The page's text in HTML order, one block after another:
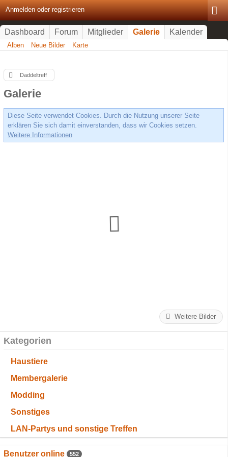
Anmelden oder registrieren
Dashboard Forum Mitglieder Galerie Kalender
Alben Neue Bilder Karte
Daddeltreff
Galerie
Diese Seite verwendet Cookies. Durch die Nutzung unserer Seite
erklären Sie sich damit einverstanden, dass wir Cookies setzen.
Weitere Informationen
Weitere Bilder
Kategorien
Haustiere
Membergalerie
Modding
Sonstiges
LAN-Partys und sonstige Treffen
Benutzer online 552